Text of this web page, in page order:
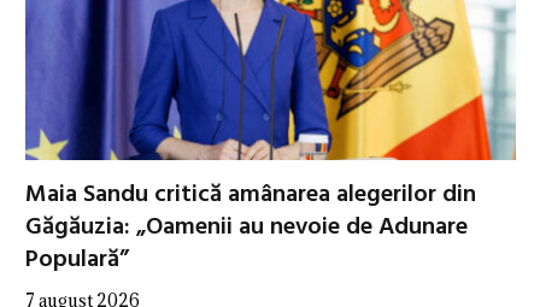
Maia Sandu critică amânarea alegerilor din
Găgăuzia: „Oamenii au nevoie de Adunare
Populară”
7 august 2026